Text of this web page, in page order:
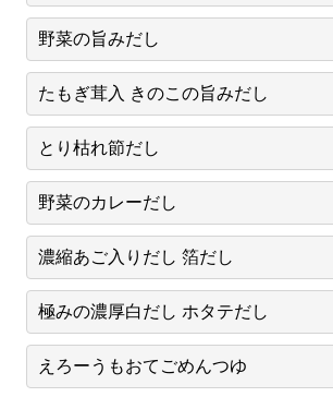
野菜の旨みだし
たもぎ茸入 きのこの旨みだし
とり枯れ節だし
野菜のカレーだし
濃縮あご入りだし 箔だし
極みの濃厚白だし ホタテだし
えろーうもおてごめんつゆ